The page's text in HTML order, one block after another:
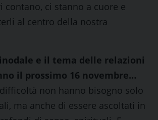
contano, ci stanno a cuore e
al centro della nostra
e il tema delle relazioni
il prossimo 16 novembre…
non hanno bisogno solo
ma anche di essere ascoltati in